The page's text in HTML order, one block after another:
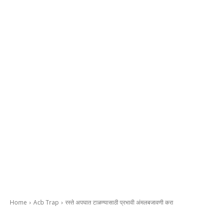
Home Acb Trap रस्ते अपघात टाळण्यासाठी प्रभावी अंमलबजावणी करा